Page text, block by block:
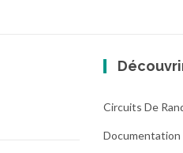
Circuits De
Documentation